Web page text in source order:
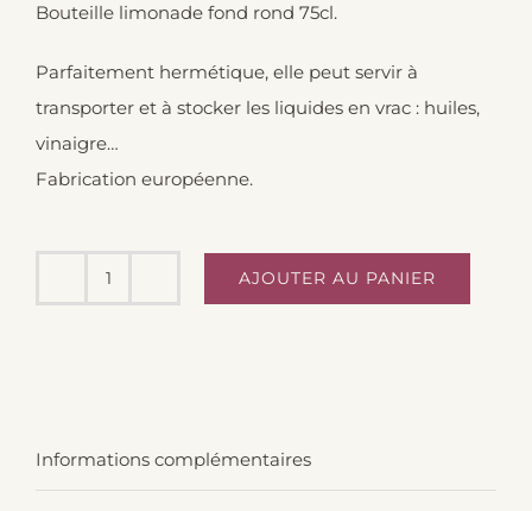
Bouteille limonade fond rond 75cl.
Parfaitement hermétique, elle peut servir à
transporter et à stocker les liquides en vrac : huiles,
vinaigre…
Fabrication européenne.
75cl
AJOUTER AU PANIER
Informations complémentaires